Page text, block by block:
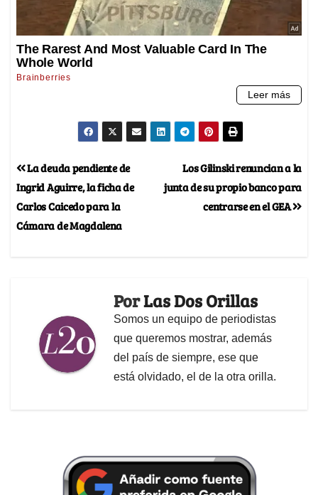
Los Gilinski renuncian a la
junta de su propio banco para
centrarse en el GEA
La deuda pendiente de
Ingrid Aguirre, la ficha de
Carlos Caicedo para la
Cámara de Magdalena
PorLas Dos Orillas
Somos un equipo de periodistas
que queremos mostrar, además
del país de siempre, ese que
está olvidado, el de la otra orilla.